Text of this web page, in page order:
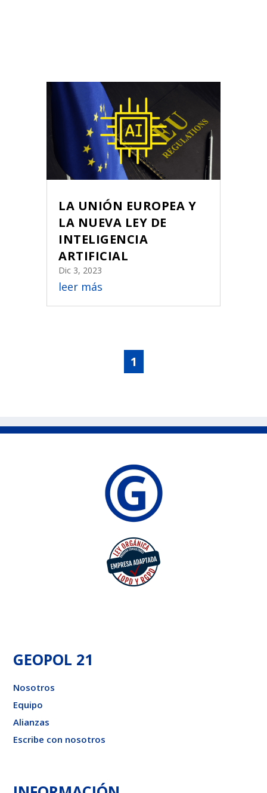
LA UNIÓN EUROPEA Y
LA NUEVA LEY DE
INTELIGENCIA
ARTIFICIAL
Dic 3, 2023
leer más
1
GEOPOL 21
Nosotros
Equipo
Alianzas
Escribe con nosotros